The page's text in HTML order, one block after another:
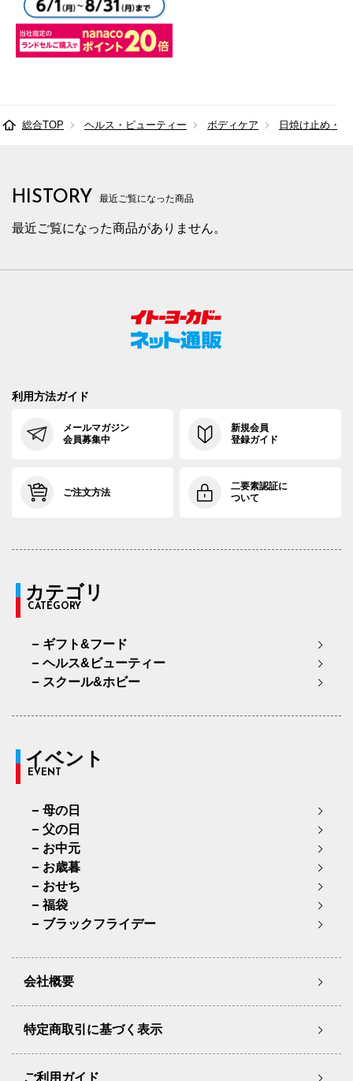
総合TOP ヘルス・ビューティー ボディケア 日焼け止め・
HISTORY 最近ご覧になった商品
最近ご覧になった商品がありません。
利用方法ガイド
メールマガジン
会員募集中
新規会員
登録ガイド
ご注文方法
二要素認証に
ついて
カテゴリ
CATEGORY
ギフト&フード
ヘルス&ビューティー
スクール&ホビー
イベント
EVENT
母の日
父の日
お中元
お歳暮
おせち
福袋
ブラックフライデー
会社概要
特定商取引に基づく表示
ご利用ガイド